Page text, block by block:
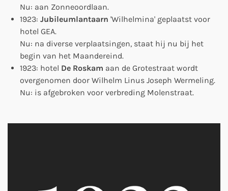
Nu: aan Zonneoordlaan.
1923: Jubileumlantaarn 'Wilhelmina' geplaatst voor
hotel GEA.
Nu: na diverse verplaatsingen, staat hij nu bij het
begin van het Maandereind.
1923: hotel De Roskam aan de Grotestraat wordt
overgenomen door Wilhelm Linus Joseph Wermeling.
Nu: is afgebroken voor verbreding Molenstraat.